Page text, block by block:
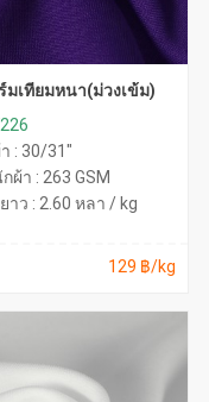
มเทียมหนา(ม่วงเข้ม)
: 30/31"
ผ้า : 263 GSM
าว : 2.60 หลา / kg
129 ฿/kg